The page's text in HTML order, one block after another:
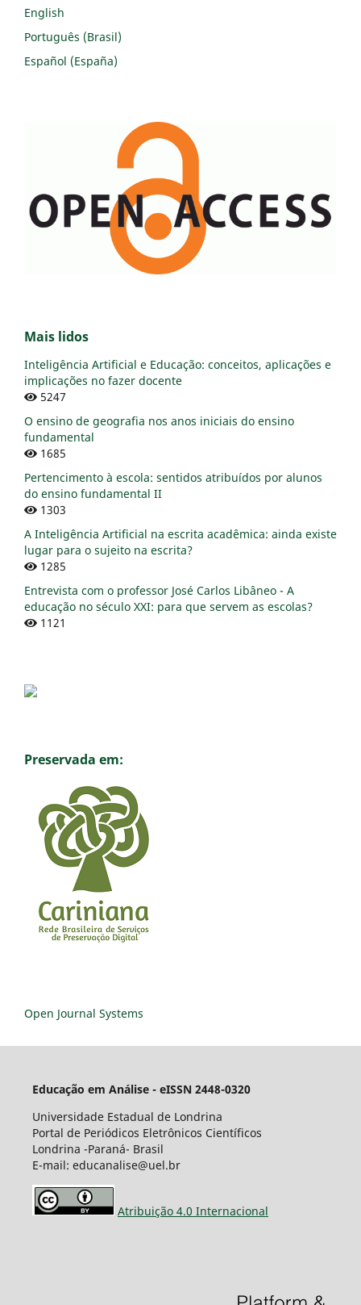
English
Português (Brasil)
Español (España)
Mais lidos
Inteligência Artificial e Educação: conceitos, aplicações e
implicações no fazer docente
5247
O ensino de geografia nos anos iniciais do ensino
fundamental
1685
Pertencimento à escola: sentidos atribuídos por alunos
do ensino fundamental II
1303
A Inteligência Artificial na escrita acadêmica: ainda existe
lugar para o sujeito na escrita?
1285
Entrevista com o professor José Carlos Libâneo - A
educação no século XXI: para que servem as escolas?
1121
Preservada em:
Open Journal Systems
Educação em Análise - eISSN 2448-0320
Universidade Estadual de Londrina
Portal de Periódicos Eletrônicos Científicos
Londrina -Paraná- Brasil
E-mail: educanalise@uel.br
Atribuição 4.0 Internacional